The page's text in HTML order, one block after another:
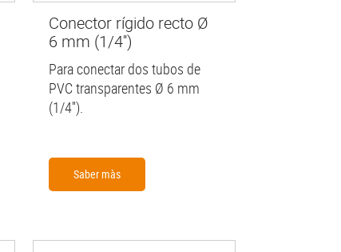
Conector rígido recto Ø
6 mm (1/4'')
Para conectar dos tubos de
PVC transparentes Ø 6 mm
(1/4'').
Saber màs